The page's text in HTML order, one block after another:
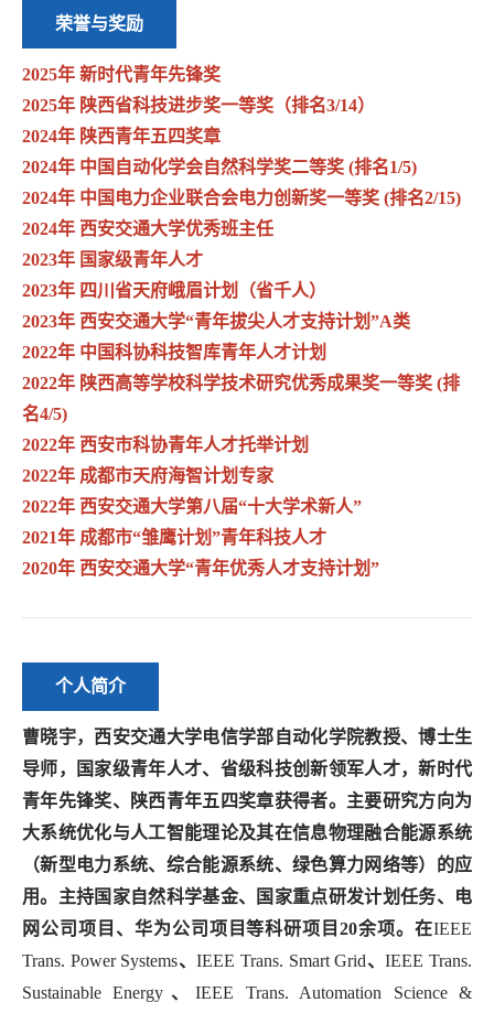
荣誉与奖励
2025年 新时代青年先锋奖
2025年 陕西省科技进步奖一等奖（排名3/14）
2024年 陕西青年五四奖章
2024年 中国自动化学会自然科学奖二等奖 (排名1/5)
2024年 中国电力企业联合会电力创新奖一等奖 (排名2/15)
2024年 西安交通大学优秀班主任
2023年 国家级青年人才
2023年 四川省天府峨眉计划（省千人）
2023年 西安交通大学“青年拔尖人才支持计划”A类
2022年 中国科协科技智库青年人才计划
2022年 陕西高等学校科学技术研究优秀成果奖一等奖 (排
名4/5)
2022年 西安市科协青年人才托举计划
2022年 成都市天府海智计划专家
2022年 西安交通大学第八届“十大学术新人”
2021年 成都市“雏鹰计划”青年科技人才
2020年 西安交通大学“青年优秀人才支持计划”
个人简介
曹晓宇，西安交通大学电信学部自动化学院教授、博士生
导师，国家级青年人才、省级科技创新领军人才，新时代
青年先锋奖、陕西青年五四奖章获得者。主要研究方向为
大系统优化与人工智能理论及其在信息物理融合能源系统
（新型电力系统、综合能源系统、绿色算力网络等）的应
用。主持国家自然科学基金、国家重点研发计划任务、电
网公司项目、华为公司项目等科研项目20余项。在IEEE
Trans. Power Systems、IEEE Trans. Smart Grid、IEEE Trans.
Sustainable Energy 、IEEE Trans. Automation Science &